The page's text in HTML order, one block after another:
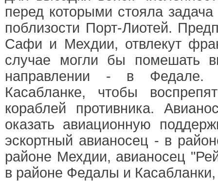
перед которыми стояла
поблизости Порт-Лиотей.
Сафи и Мехдии, отвлекут
случае могли бы помешать
направлении - в Федале.
Касабланке, чтобы
кораблей противника.
оказать авиационную
эскортный авианосец - в
районе Мехдии, авианосец
в районе Федалы и Касабланки,